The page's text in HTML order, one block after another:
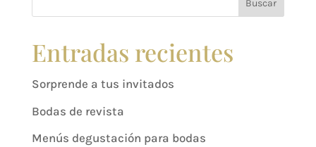
Buscar
Entradas recientes
Sorprende a tus invitados
Bodas de revista
Menús degustación para bodas